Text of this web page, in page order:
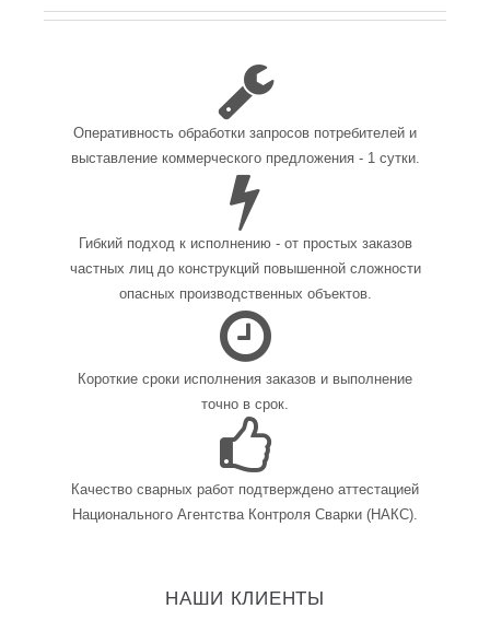
Оперативность обработки запросов потребителей и
выставление коммерческого предложения - 1 сутки.
Гибкий подход к исполнению - от простых заказов
частных лиц до конструкций повышенной сложности
опасных производственных объектов.
Короткие сроки исполнения заказов и выполнение
точно в срок.
Качество сварных работ подтверждено аттестацией
Национального Агентства Контроля Сварки (НАКС).
НАШИ КЛИЕНТЫ